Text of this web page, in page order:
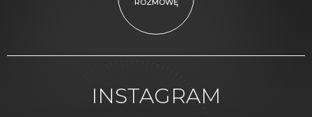
ROZMOWĘ
INSTAGRAM